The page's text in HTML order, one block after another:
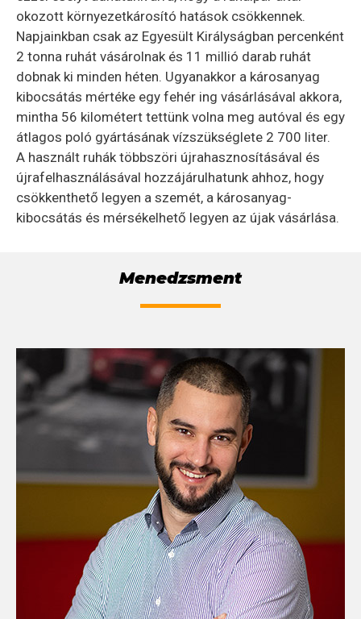
okozott környezetkárosító hatások csökkennek.
Napjainkban csak az Egyesült Királyságban percenként
2 tonna ruhát vásárolnak és 11 millió darab ruhát
dobnak ki minden héten. Ugyanakkor a károsanyag
kibocsátás mértéke egy fehér ing vásárlásával akkora,
mintha 56 kilométert tettünk volna meg autóval és egy
átlagos poló gyártásának vízszükséglete 2 700 liter.
A használt ruhák többszöri újrahasznosításával és
újrafelhasználásával hozzájárulhatunk ahhoz, hogy
csökkenthető legyen a szemét, a károsanyag-
kibocsátás és mérsékelhető legyen az újak vásárlása.
Menedzsment